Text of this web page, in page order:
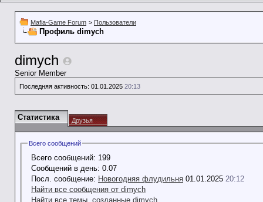
Mafia-Game Forum > Пользователи
Профиль dimych
dimych
Senior Member
Последняя активность: 01.01.2025 20:13
Статистика Друзья
Всего сообщений
Всего сообщений: 199
Сообщений в день: 0.07
Посл. сообщение: Новогодняя флудильня 01.01.2025 20:12
Найти все сообщения от dimych
Найти все темы, созданные dimych